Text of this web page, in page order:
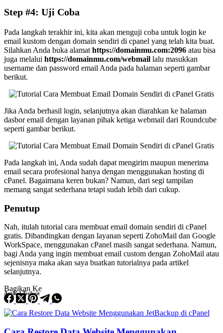
Step #4: Uji Coba
Pada langkah terakhir ini, kita akan menguji coba untuk login ke
email kustom dengan domain sendiri di cpanel yang telah kita buat.
Silahkan Anda buka alamat https://domainmu.com:2096 atau bisa
juga melalui https://domainmu.com/webmail lalu masukkan
username dan password email Anda pada halaman seperti gambar
berikut.
Jika Anda berhasil login, selanjutnya akan diarahkan ke halaman
dasbor email dengan layanan pihak ketiga webmail dari Roundcube
seperti gambar berikut.
Pada langkah ini, Anda sudah dapat mengirim maupun menerima
email secara profesional hanya dengan menggunakan hosting di
cPanel. Bagaimana keren bukan? Namun, dari segi tampilan
memang sangat sederhana tetapi sudah lebih dari cukup.
Penutup
Nah, itulah tutorial cara membuat email domain sendiri di cPanel
gratis. Dibandingkan dengan layanan seperti ZohoMail dan Google
WorkSpace, menggunakan cPanel masih sangat sederhana. Namun,
bagi Anda yang ingin membuat email custom dengan ZohoMail atau
sejenisnya maka akan saya buatkan tutorialnya pada artikel
selanjutnya.
Bagikan Ke
Artikel Terkait